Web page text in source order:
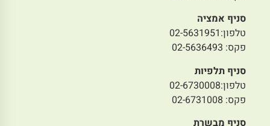
סניף אמציה
טלפון:02-5631951
פקס: 02-5636493
סניף תלפיות
טלפון:02-6730008
פקס: 02-6731008
סניף מבשרת